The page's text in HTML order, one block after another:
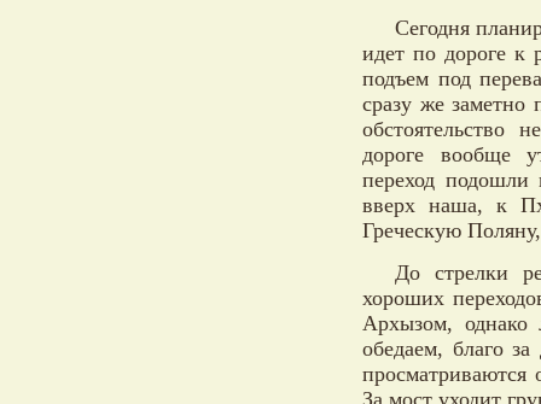
Сегодня
идет по дороге к
подъем под
сразу же заметно
обстоятельство
дороге вообще
переход подошли
вверх наша, к
Греческую
До стрелки
хороших
Архызом, однако
обедаем, благо
просматриваются
За мост уходит